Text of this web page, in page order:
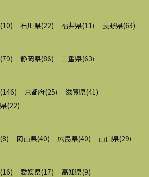
(10) 石川県(22) 福井県(11 ) 長野県(63)
(79) 静岡県(86) 三重県(63)
(146) 京都府(25) 滋賀県(41 )
(22)
(8) 岡山県(40) 広島県(40) 山口県(29)
(16) 愛媛県(17) 高知県(9)